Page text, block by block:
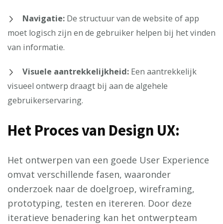
Navigatie: De structuur van de website of app
moet logisch zijn en de gebruiker helpen bij het vinden
van informatie.
Visuele aantrekkelijkheid: Een aantrekkelijk
visueel ontwerp draagt bij aan de algehele
gebruikerservaring.
Het Proces van Design UX:
Het ontwerpen van een goede User Experience
omvat verschillende fasen, waaronder
onderzoek naar de doelgroep, wireframing,
prototyping, testen en itereren. Door deze
iteratieve benadering kan het ontwerpteam